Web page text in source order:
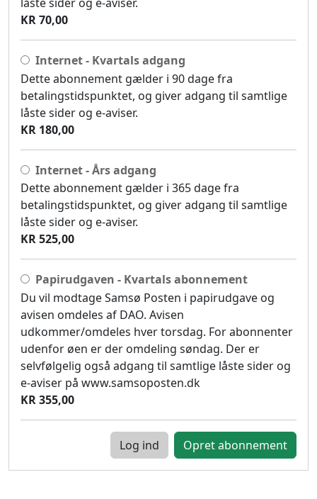
KR 70,00
Internet - Kvartals adgang
Dette abonnement gælder i 90 dage fra
betalingstidspunktet, og giver adgang til samtlige
låste sider og e-aviser.
KR 180,00
Internet - Års adgang
Dette abonnement gælder i 365 dage fra
betalingstidspunktet, og giver adgang til samtlige
låste sider og e-aviser.
KR 525,00
Papirudgaven - Kvartals abonnement
Du vil modtage Samsø Posten i papirudgave og
avisen omdeles af DAO. Avisen
udkommer/omdeles hver torsdag. For abonnenter
udenfor øen er der omdeling søndag. Der er
selvfølgelig også adgang til samtlige låste sider og
e-aviser på www.samsoposten.dk
KR 355,00
Log ind